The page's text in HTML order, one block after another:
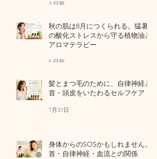
3 日前
秋の肌は8月につくられる。猛暑
の酸化ストレスから守る植物油と
アロマテラピー
5 日前
髪とまつ毛のために、自律神経と
首・頭皮をいたわるセルフケア
7月31日
身体からのSOSかもしれません。
首・自律神経・血流との関係